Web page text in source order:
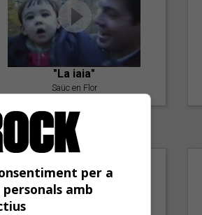
"La iaia"
Saüc en Flor
per a
amb